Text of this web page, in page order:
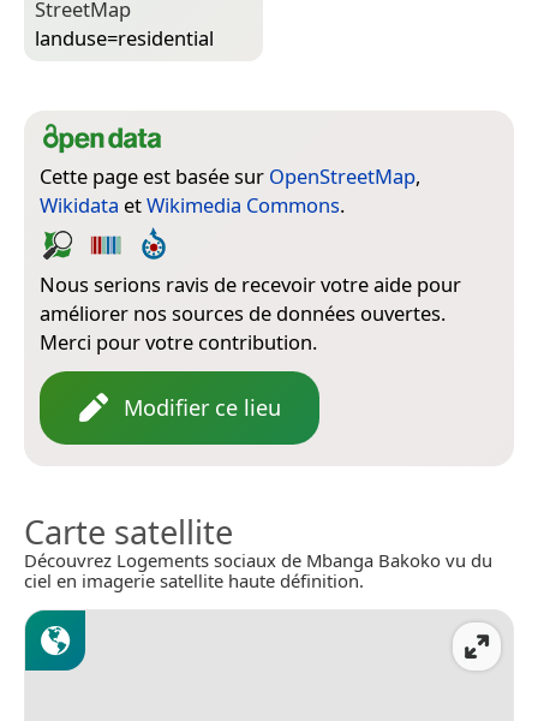
Street­Map
landuse=­residential
Cette page est basée sur OpenStreetMap,
Wikidata etWikimedia Commons.
Nous serions ravis de recevoir votre aide pour
améliorer nos sources de données ouvertes.
Merci pour votre contribution.
Modifier ce lieu
Carte satellite
Découvrez Logements sociaux de Mbanga Bakoko vu du
ciel en imagerie satellite haute définition.